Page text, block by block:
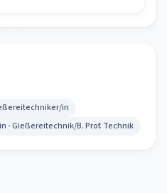
in
- Gießereitechnik/B. Prof. Technik